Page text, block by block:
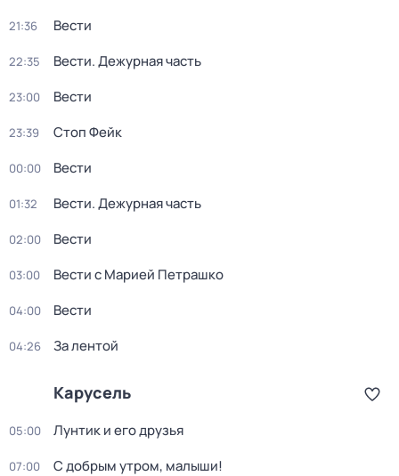
21:36 Вести
22:35 Вести. Дежурная часть
23:00 Вести
23:39 Стоп Фейк
00:00 Вести
01:32 Вести. Дежурная часть
02:00 Вести
03:00 Вести с Марией Петрашко
04:00 Вести
04:26 За лентой
Карусель
05:00 Лунтик и его друзья
07:00 С добрым утром, малыши!